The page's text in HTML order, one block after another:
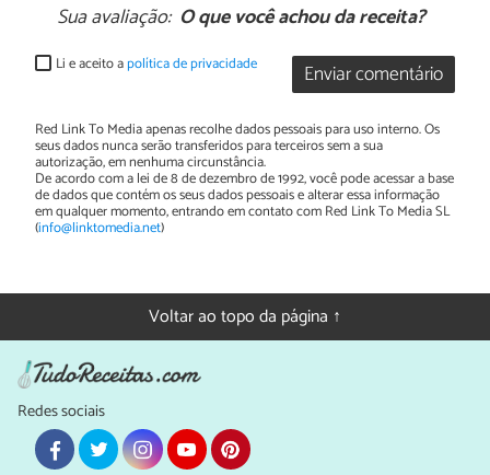
Sua avaliação: O que você achou da receita?
Enviar comentário
Li e aceito apolítica de privacidade
Red Link To Media apenas recolhe dados pessoais para uso interno. Os
seus dados nunca serão transferidos para terceiros sem a sua
autorização, em nenhuma circunstância.
De acordo com a lei de 8 de dezembro de 1992, você pode acessar a base
de dados que contém os seus dados pessoais e alterar essa informação
em qualquer momento, entrando em contato com Red Link To Media SL
(info@linktomedia.net)
Voltar ao topo da página ↑
Redes sociais